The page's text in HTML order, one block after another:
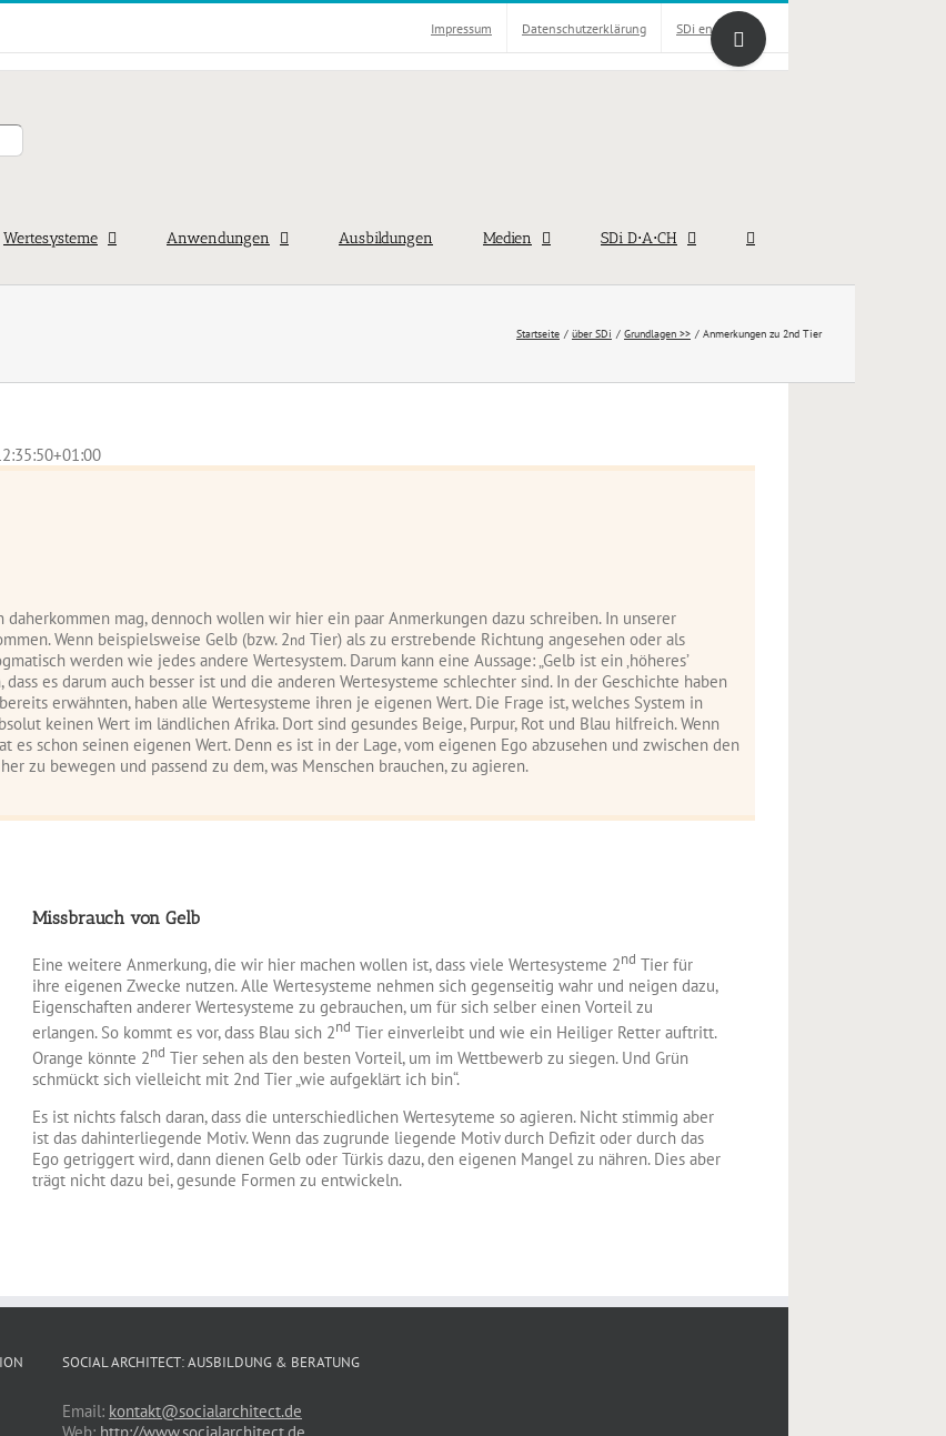
Impressum Datenschutzerklärung SDi english
Wertesysteme Anwendungen Ausbildungen Medien SDi D⋅A⋅CH
Startseite über SDi Grundlagen >> Anmerkungen zu 2nd Tier
daherkommen mag, dennoch wollen wir hier ein paar Anmerkungen dazu schreiben. In unserer
Wenn beispielsweise Gelb (bzw. 2nd Tier) als zu erstrebende Richtung angesehen oder als
werden wie jedes andere Wertesystem. Darum kann eine Aussage: „Gelb ist ein ‚höheres’
es darum auch besser ist und die anderen Wertesysteme schlechter sind. In der Geschichte haben
erwähnten, haben alle Wertesysteme ihren je eigenen Wert. Die Frage ist, welches System in
keinen Wert im ländlichen Afrika. Dort sind gesundes Beige, Purpur, Rot und Blau hilfreich. Wenn
es schon seinen eigenen Wert. Denn es ist in der Lage, vom eigenen Ego abzusehen und zwischen den
zu bewegen und passend zu dem, was Menschen brauchen, zu agieren.
Missbrauch von Gelb
Eine weitere Anmerkung, die wir hier machen wollen ist, dass viele Wertesysteme 2nd Tier für
ihre eigenen Zwecke nutzen. Alle Wertesysteme nehmen sich gegenseitig wahr und neigen dazu,
Eigenschaften anderer Wertesysteme zu gebrauchen, um für sich selber einen Vorteil zu
erlangen. So kommt es vor, dass Blau sich 2nd Tier einverleibt und wie ein Heiliger Retter auftritt.
Orange könnte 2nd Tier sehen als den besten Vorteil, um im Wettbewerb zu siegen. Und Grün
schmückt sich vielleicht mit 2nd Tier „wie aufgeklärt ich bin“.
Es ist nichts falsch daran, dass die unterschiedlichen Wertesyteme so agieren. Nicht stimmig aber
ist das dahinterliegende Motiv. Wenn das zugrunde liegende Motiv durch Defizit oder durch das
Ego getriggert wird, dann dienen Gelb oder Türkis dazu, den eigenen Mangel zu nähren. Dies aber
trägt nicht dazu bei, gesunde Formen zu entwickeln.
SOCIAL ARCHITECT: AUSBILDUNG & BERATUNG
Email: kontakt@socialarchitect.de
Toggle
Sliding
Bar